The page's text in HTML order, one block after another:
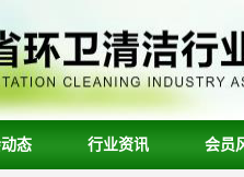
态 行业资讯 会员